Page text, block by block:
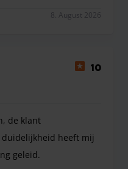
8. August 2026
10
de klant
heeft mij
geleid.